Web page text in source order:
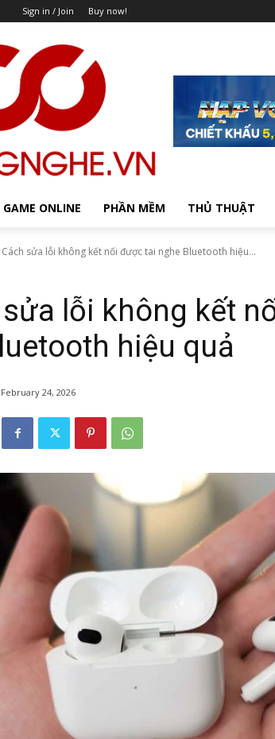
Sign in / Join Buy now!
GAME ONLINE PHẦN MỀM THỦ THUẬT
sửa lỗi không kết nối được tai nghe Bluetooth hiệu...
sửa lỗi không kết
hiệu quả
February 24, 2026